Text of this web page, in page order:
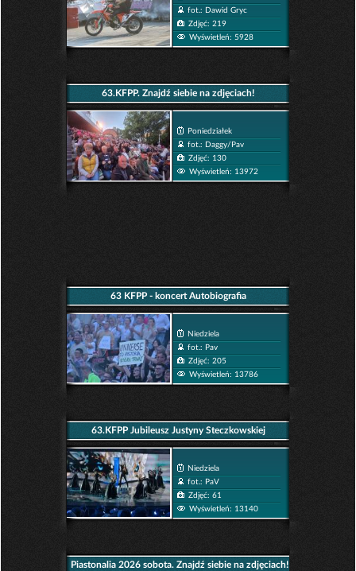
fot.: Dawid Gryc
Zdjęć: 219
Wyświetleń: 5928
63.KFPP. Znajdź siebie na zdjęciach!
Poniedziałek
fot.: Daggy/Pav
Zdjęć: 130
Wyświetleń: 13972
63 KFPP - koncert Autobiografia
Niedziela
fot.: Pav
Zdjęć: 205
Wyświetleń: 13786
63.KFPP Jubileusz Justyny Steczkowskiej
Niedziela
fot.: PaV
Zdjęć: 61
Wyświetleń: 13140
Piastonalia 2026 sobota. Znajdź siebie na zdjęciach!